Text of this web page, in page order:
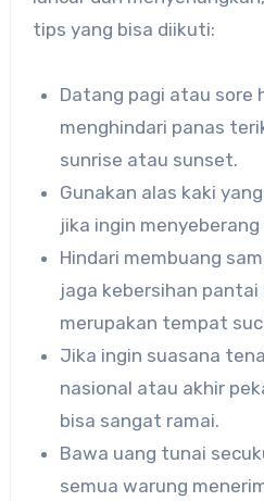
tips yang bisa diikuti:
Datang pagi atau sore
menghindari panas
sunrise atau sunset.
Gunakan alas kaki
jika ingin menyeberang
Hindari membuang
jaga kebersihan pantai
merupakan tempat
Jika ingin suasana
nasional atau akhir
bisa sangat ramai.
Bawa uang tunai
semua warung